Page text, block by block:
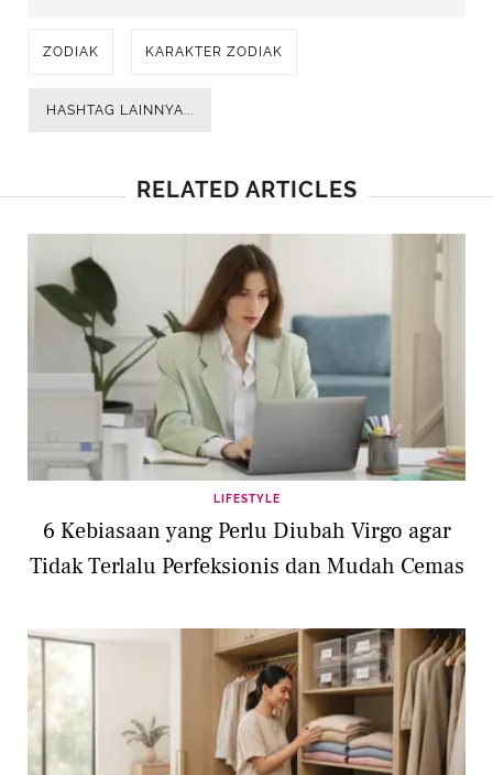
ZODIAK KARAKTER ZODIAK
HASHTAG LAINNYA...
RELATED ARTICLES
LIFESTYLE
6 Kebiasaan yang Perlu Diubah Virgo agar
Tidak Terlalu Perfeksionis dan Mudah Cemas